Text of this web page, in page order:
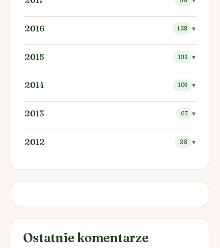
2016 138
2015 191
2014 101
2013 67
2012 28
Ostatnie komentarze